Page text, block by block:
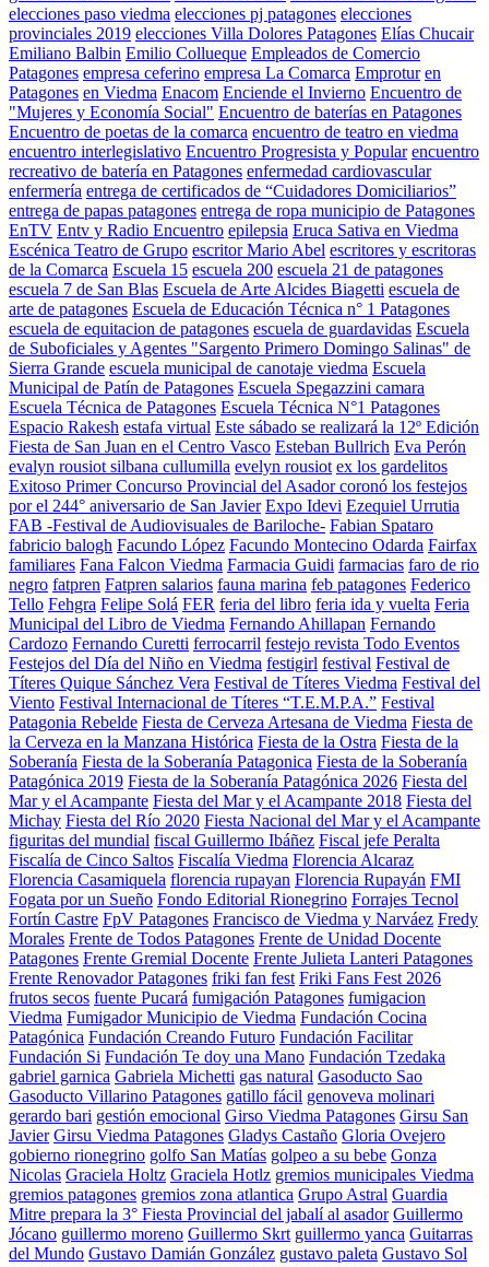
elecciones paso viedma elecciones pj patagones elecciones
provinciales 2019 elecciones Villa Dolores Patagones Elías Chucair
Emiliano Balbin Emilio Collueque Empleados de Comercio
Patagones empresa ceferino empresa La Comarca Emprotur en
Patagones en Viedma Enacom Enciende el Invierno Encuentro de
"Mujeres y Economía Social" Encuentro de baterías en Patagones
Encuentro de poetas de la comarca encuentro de teatro en viedma
encuentro interlegislativo Encuentro Progresista y Popular encuentro
recreativo de batería en Patagones enfermedad cardiovascular
enfermería entrega de certificados de “Cuidadores Domiciliarios”
entrega de papas patagones entrega de ropa municipio de Patagones
EnTV Entv y Radio Encuentro epilepsia Eruca Sativa en Viedma
Escénica Teatro de Grupo escritor Mario Abel escritores y escritoras
de la Comarca Escuela 15 escuela 200 escuela 21 de patagones
escuela 7 de San Blas Escuela de Arte Alcides Biagetti escuela de
arte de patagones Escuela de Educación Técnica n° 1 Patagones
escuela de equitacion de patagones escuela de guardavidas Escuela
de Suboficiales y Agentes "Sargento Primero Domingo Salinas" de
Sierra Grande escuela municipal de canotaje viedma Escuela
Municipal de Patín de Patagones Escuela Spegazzini camara
Escuela Técnica de Patagones Escuela Técnica N°1 Patagones
Espacio Rakesh estafa virtual Este sábado se realizará la 12º Edición
Fiesta de San Juan en el Centro Vasco Esteban Bullrich Eva Perón
evalyn rousiot silbana cullumilla evelyn rousiot ex los gardelitos
Exitoso Primer Concurso Provincial del Asador coronó los festejos
por el 244° aniversario de San Javier Expo Idevi Ezequiel Urrutia
FAB -Festival de Audiovisuales de Bariloche- Fabian Spataro
fabricio balogh Facundo López Facundo Montecino Odarda Fairfax
familiares Fana Falcon Viedma Farmacia Guidi farmacias faro de rio
negro fatpren Fatpren salarios fauna marina feb patagones Federico
Tello Fehgra Felipe Solá FER feria del libro feria ida y vuelta Feria
Municipal del Libro de Viedma Fernando Ahillapan Fernando
Cardozo Fernando Curetti ferrocarril festejo revista Todo Eventos
Festejos del Día del Niño en Viedma festigirl festival Festival de
Títeres Quique Sánchez Vera Festival de Títeres Viedma Festival del
Viento Festival Internacional de Títeres “T.E.M.P.A.” Festival
Patagonia Rebelde Fiesta de Cerveza Artesana de Viedma Fiesta de
la Cerveza en la Manzana Histórica Fiesta de la Ostra Fiesta de la
Soberanía Fiesta de la Soberanía Patagonica Fiesta de la Soberanía
Patagónica 2019 Fiesta de la Soberanía Patagónica 2026 Fiesta del
Mar y el Acampante Fiesta del Mar y el Acampante 2018 Fiesta del
Michay Fiesta del Río 2020 Fiesta Nacional del Mar y el Acampante
figuritas del mundial fiscal Guillermo Ibáñez Fiscal jefe Peralta
Fiscalía de Cinco Saltos Fiscalía Viedma Florencia Alcaraz
Florencia Casamiquela florencia rupayan Florencia Rupayán FMI
Fogata por un Sueño Fondo Editorial Rionegrino Forrajes Tecnol
Fortín Castre FpV Patagones Francisco de Viedma y Narváez Fredy
Morales Frente de Todos Patagones Frente de Unidad Docente
Patagones Frente Gremial Docente Frente Julieta Lanteri Patagones
Frente Renovador Patagones friki fan fest Friki Fans Fest 2026
frutos secos fuente Pucará fumigación Patagones fumigacion
Viedma Fumigador Municipio de Viedma Fundación Cocina
Patagónica Fundación Creando Futuro Fundación Facilitar
Fundación Si Fundación Te doy una Mano Fundación Tzedaka
gabriel garnica Gabriela Michetti gas natural Gasoducto Sao
Gasoducto Villarino Patagones gatillo fácil genoveva molinari
gerardo bari gestión emocional Girso Viedma Patagones Girsu San
Javier Girsu Viedma Patagones Gladys Castaño Gloria Ovejero
gobierno rionegrino golfo San Matías golpeo a su bebe Gonza
Nicolas Graciela Holtz Graciela Hotlz gremios municipales Viedma
gremios patagones gremios zona atlantica Grupo Astral Guardia
Mitre prepara la 3° Fiesta Provincial del jabalí al asador Guillermo
Jócano guillermo moreno Guillermo Skrt guillermo yanca Guitarras
del Mundo Gustavo Damián González gustavo paleta Gustavo Sol